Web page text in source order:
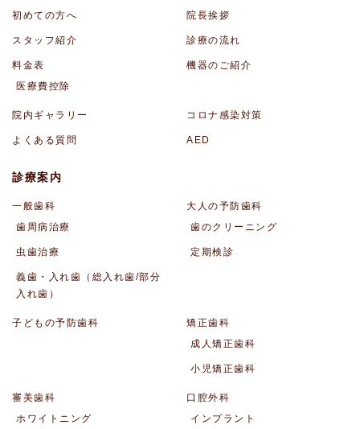
初めての方へ 院長挨拶
スタッフ紹介 診療の流れ
料金表
医療費控除
機器のご紹介
院内ギャラリー コロナ感染対策
よくある質問 AED
診療案内
一般歯科
歯周病治療
虫歯治療
義歯・入れ歯（総入れ歯/部分
入れ歯）
大人の予防歯科
歯のクリーニング
定期検診
子どもの予防歯科
矯正歯科
成人矯正歯科
小児矯正歯科
審美歯科
ホワイトニング
口腔外科
インプラント